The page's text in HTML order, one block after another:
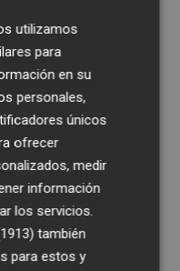
de 100 brigadas se
forestal
de
tu correo
utilizamos
para
en su
personales,
únicos
ofrecer
medir
información
los servicios.
también
para estos y